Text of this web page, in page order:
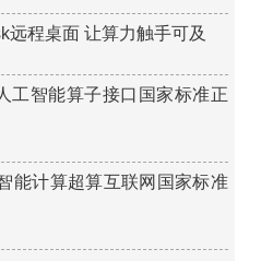
远程桌面 让算力触手可及
工智能算子接口国家标准正
能计算超算互联网国家标准